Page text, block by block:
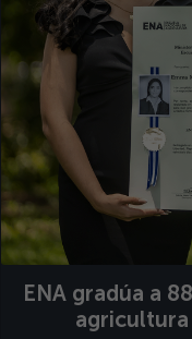
ENA gradúa a
agricultura